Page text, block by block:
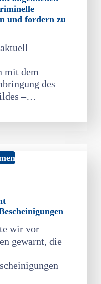
und fordern zu
mit dem
des
–…
wir vor
gewarnt, die